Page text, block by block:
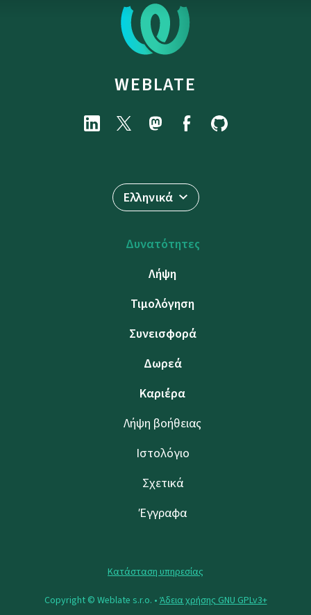
WEBLATE
Ελληνικά
Δυνατότητες
Λήψη
Τιμολόγηση
Συνεισφορά
Δωρεά
Καριέρα
Λήψη βοήθειας
Ιστολόγιο
Σχετικά
Έγγραφα
Κατάσταση υπηρεσίας
Copyright © Weblate s.r.o. • Άδεια χρήσης GNU GPLv3+